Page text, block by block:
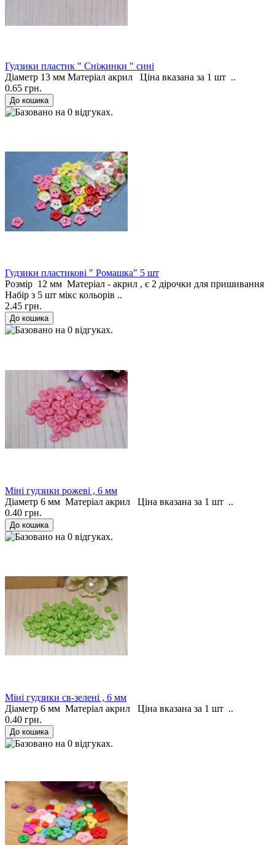
Гудзики пластик " Сніжинки " сині
Діаметр 13 мм Матеріал акрил Ціна вказана за 1 шт ..
0.65 грн.
Гудзики пластикові " Ромашка" 5 шт
Розмір 12 мм Матеріал - акрил , є 2 дірочки для пришивання
Набір з 5 шт мікс кольорів ..
2.45 грн.
Міні гудзики рожеві , 6 мм
Діаметр 6 мм Матеріал акрил Ціна вказана за 1 шт ..
0.40 грн.
Міні гудзики св-зелені , 6 мм
Діаметр 6 мм Матеріал акрил Ціна вказана за 1 шт ..
0.40 грн.